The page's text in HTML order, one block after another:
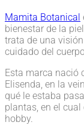
Mamita Botanical
bienestar de la
trata de una
cuidado del
Esta marca nació
Elisenda, en la
qué le estaba
plantas, en el
hobby.